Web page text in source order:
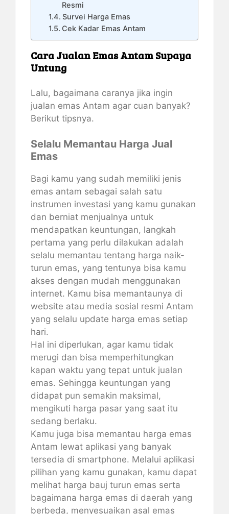
Resmi
Survei Harga Emas
Cek Kadar Emas Antam
Cara Jualan Emas Antam Supaya
Untung
Lalu, bagaimana caranya jika ingin
jualan emas Antam agar cuan banyak?
Berikut tipsnya.
Selalu Memantau Harga Jual
Emas
Bagi kamu yang sudah memiliki jenis
emas antam sebagai salah satu
instrumen investasi yang kamu gunakan
dan berniat menjualnya untuk
mendapatkan keuntungan, langkah
pertama yang perlu dilakukan adalah
selalu memantau tentang harga naik-
turun emas, yang tentunya bisa kamu
akses dengan mudah menggunakan
internet. Kamu bisa memantaunya di
website atau media sosial resmi Antam
yang selalu update harga emas setiap
hari.
Hal ini diperlukan, agar kamu tidak
merugi dan bisa memperhitungkan
kapan waktu yang tepat untuk jualan
emas. Sehingga keuntungan yang
didapat pun semakin maksimal,
mengikuti harga pasar yang saat itu
sedang berlaku.
Kamu juga bisa memantau harga emas
Antam lewat aplikasi yang banyak
tersedia di smartphone. Melalui aplikasi
pilihan yang kamu gunakan, kamu dapat
melihat harga bauj turun emas serta
bagaimana harga emas di daerah yang
berbeda, menyesuaikan asal emas